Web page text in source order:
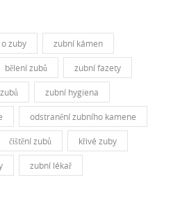
o zuby zubní kámen
bělení zubů zubní fazety
zubní hygiena
odstranění zubního kamene
čištění zubů křivé zuby
zubní lékař